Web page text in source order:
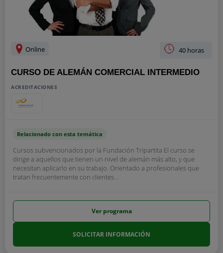
Online 40 horas
CURSO DE ALEMÁN COMERCIAL INTERMEDIO
ACREDITACIONES
Relacionado con esta temática
Cursos subvencionados por la Fundación Tripartita El curso se
dirige a aquellos que tienen un nivel de alemán más alto, y que
necesitan aplicarlo en su trabajo. Orientado a profesionales que
tratan frecuentemente con clientes...
Ver programa
SOLICITAR INFORMACIÓN